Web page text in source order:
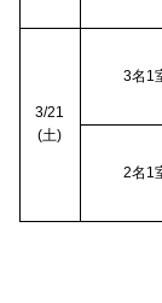
3/21
(土)
3名1
2名1